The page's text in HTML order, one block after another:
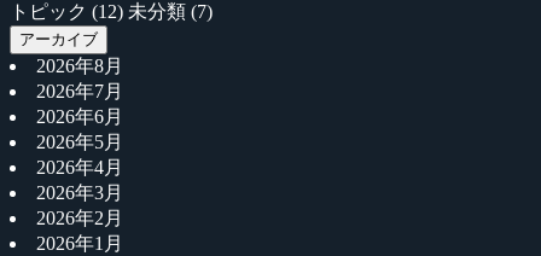
トピック (12) 未分類 (7)
アーカイブ
2026年8月
2026年7月
2026年6月
2026年5月
2026年4月
2026年3月
2026年2月
2026年1月